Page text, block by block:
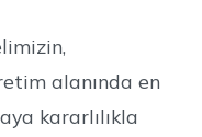
alanında en
kararlılıkla